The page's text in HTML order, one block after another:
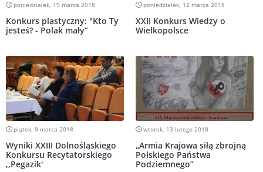
poniedziałek, 19 marca 2018
Konkurs plastyczny: "Kto Ty
jesteś? - Polak mały”
poniedziałek, 12 marca 2018
XXII Konkurs Wiedzy o
Wielkopolsce
piątek, 9 marca 2018
Wyniki XXIII Dolnośląskiego
Konkursu Recytatorskiego
,,Pegazik'
wtorek, 13 lutego 2018
„Armia Krajowa siłą zbrojną
Polskiego Państwa
Podziemnego”